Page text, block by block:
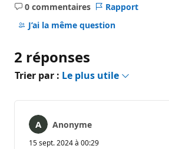
0 commentaires
Aucun
commentaire
Rapport
J’ai la même question
2 réponses
Trier par : Le plus utile
Anonyme
15 sept. 2024 à 00:29